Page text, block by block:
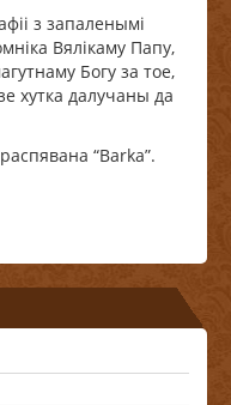
з запаленымі
Вялікаму Папу,
Богу за тое,
хутка далучаны да
“Barka”.